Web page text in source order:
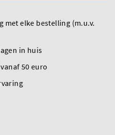
met elke bestelling (m.u.v.
in huis
50 euro